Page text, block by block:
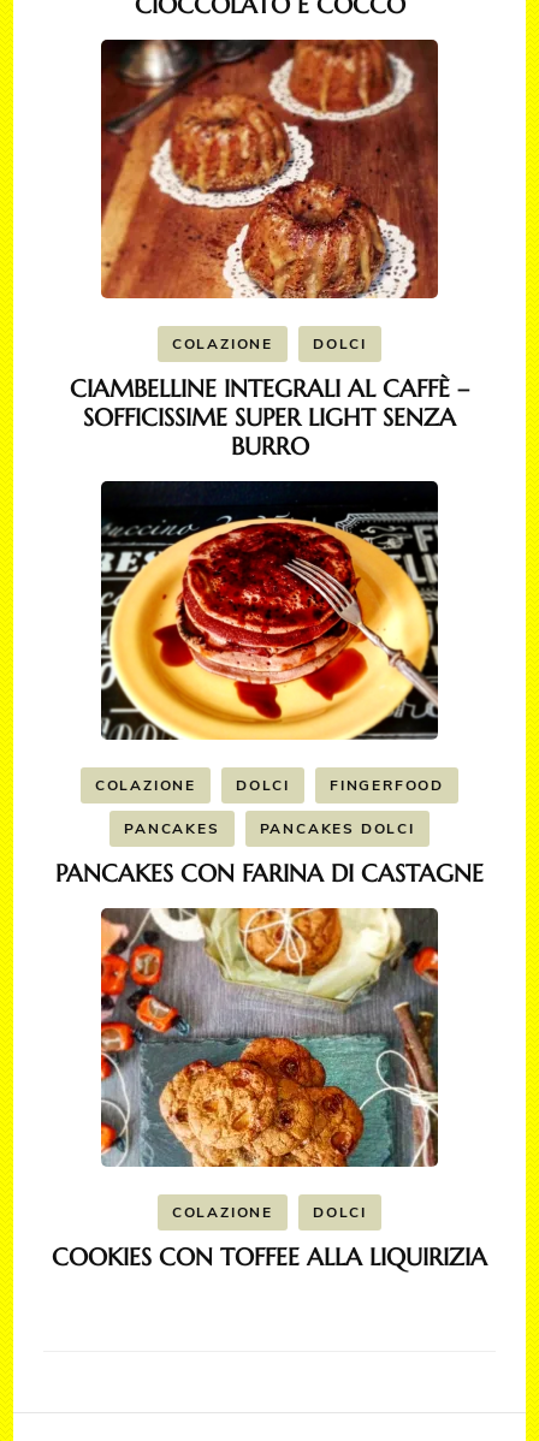
COLAZIONE DOLCI
CIAMBELLINE INTEGRALI AL CAFFÈ –
SOFFICISSIME SUPER LIGHT SENZA
BURRO
COLAZIONE DOLCI FINGERFOOD
PANCAKES PANCAKES DOLCI
PANCAKES CON FARINA DI CASTAGNE
COLAZIONE DOLCI
COOKIES CON TOFFEE ALLA LIQUIRIZIA